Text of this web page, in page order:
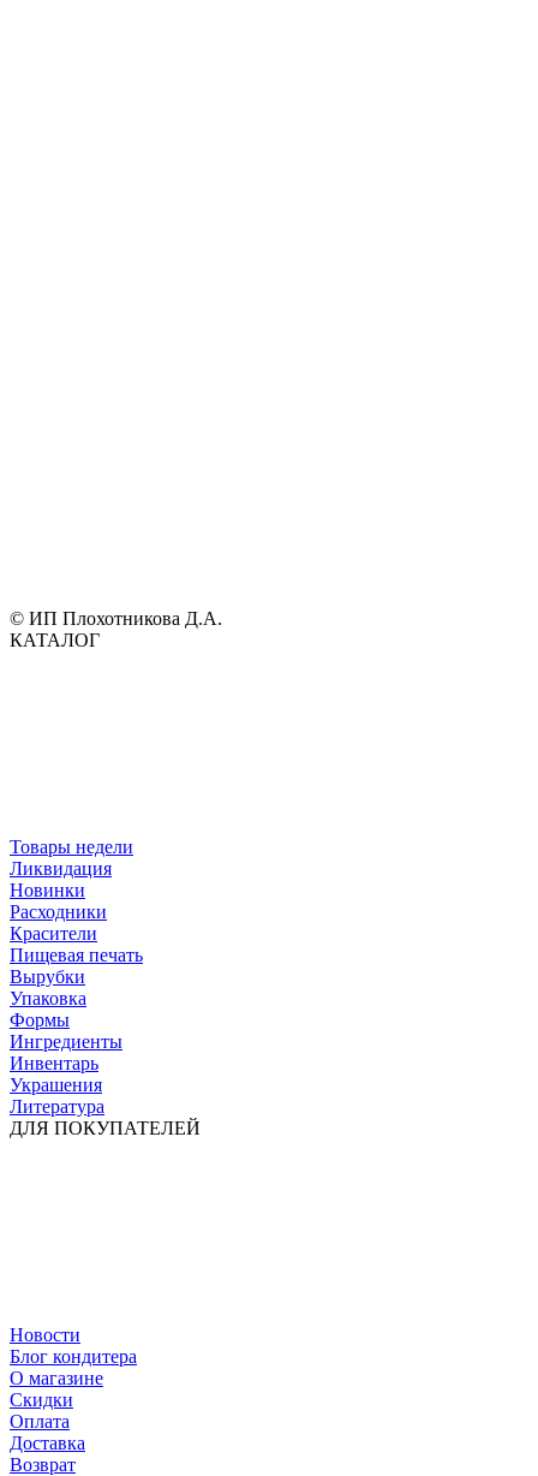
© ИП Плохотникова Д.А.
КАТАЛОГ
Товары недели
Ликвидация
Новинки
Расходники
Красители
Пищевая печать
Вырубки
Упаковка
Формы
Ингредиенты
Инвентарь
Украшения
Литература
ДЛЯ ПОКУПАТЕЛЕЙ
Новости
Блог кондитера
О магазине
Скидки
Оплата
Доставка
Возврат